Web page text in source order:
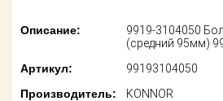
Новости
Как оформить
Доставка
Описание:
9919-3104050
(средний 95мм)
Артикул:
99193104050
Производитель:
KONNOR